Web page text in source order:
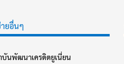
ยอื่นๆ
บันพัฒนาเครดิตยูเนี่ยน